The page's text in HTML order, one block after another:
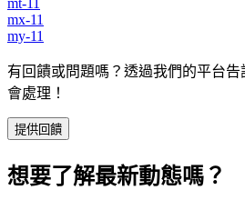
mx-11
my-11
有回饋或問題嗎？透過我們的平台
會處理！
提供回饋
想要了解最新動態嗎？